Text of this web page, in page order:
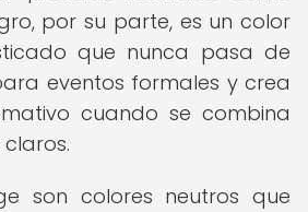
por su parte, es un color
que nunca pasa de
eventos formales y crea
cuando se combina
son colores neutros que